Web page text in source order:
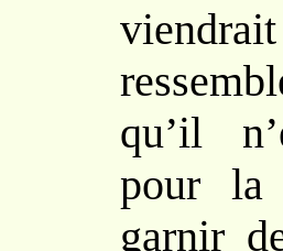
qu’il
pour
garnir